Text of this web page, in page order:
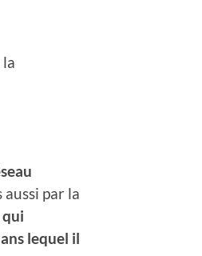
par la
qui
lequel il